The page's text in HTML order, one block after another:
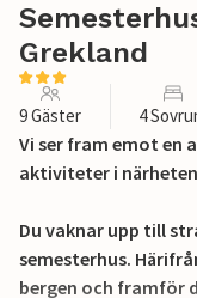
Grekland
9 Gäster 4
Vi ser fram emot en
aktiviteter i
Du vaknar upp till
semesterhus.
bergen och framför